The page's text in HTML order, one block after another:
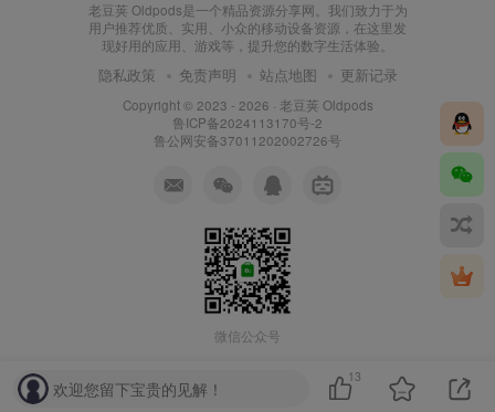
老豆荚 Oldpods是一个精品资源分享网。我们致力于为
用户推荐优质、实用、小众的移动设备资源，在这里发
现好用的应用、游戏等，提升您的数字生活体验。
隐私政策 免责声明 站点地图 更新记录
Copyright © 2023 - 2026 · 老豆荚 Oldpods
鲁ICP备2024113170号-2
鲁公网安备37011202002726号
微信公众号
欢迎您留下宝贵的见解！
13